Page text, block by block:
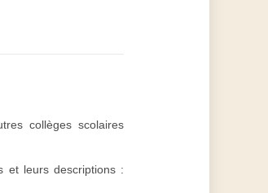
collèges scolaires
et leurs descriptions :